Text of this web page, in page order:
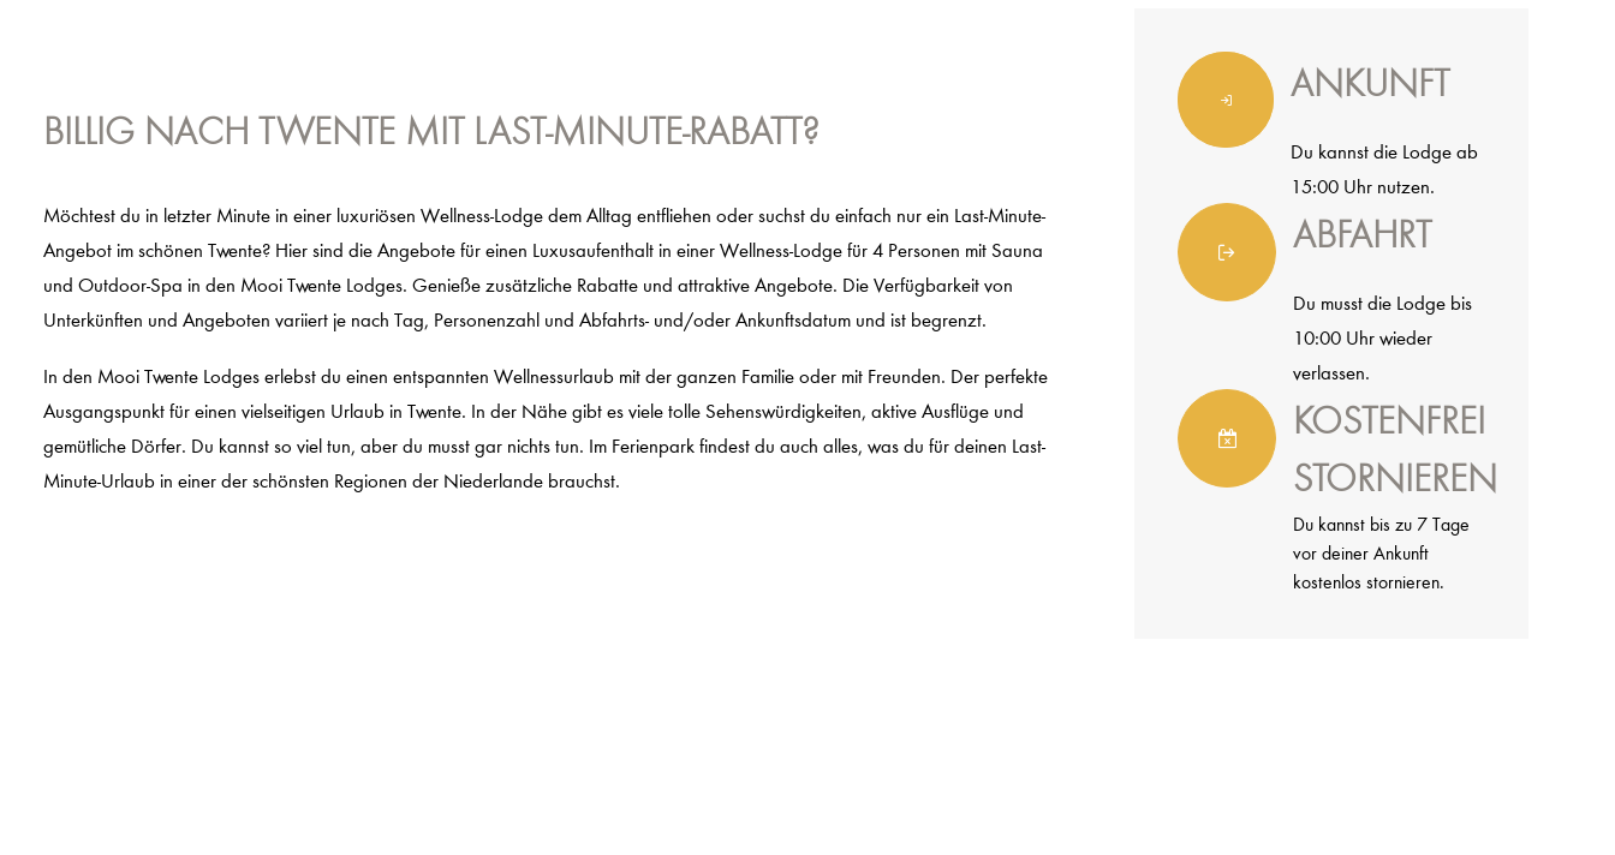
BILLIG NACH TWENTE MIT LAST-MINUTE-RABATT?
Möchtest du in letzter Minute in einer luxuriösen Wellness-Lodge dem Alltag entfliehen oder suchst du einfach nur ein Last-Minute-
Angebot im schönen Twente? Hier sind die Angebote für einen Luxusaufenthalt in einer Wellness-Lodge für 4 Personen mit Sauna
und Outdoor-Spa in den Mooi Twente Lodges. Genieße zusätzliche Rabatte und attraktive Angebote. Die Verfügbarkeit von
Unterkünften und Angeboten variiert je nach Tag, Personenzahl und Abfahrts- und/oder Ankunftsdatum und ist begrenzt.
In den Mooi Twente Lodges erlebst du einen entspannten Wellnessurlaub mit der ganzen Familie oder mit Freunden. Der perfekte
Ausgangspunkt für einen vielseitigen Urlaub in Twente. In der Nähe gibt es viele tolle Sehenswürdigkeiten, aktive Ausflüge und
gemütliche Dörfer. Du kannst so viel tun, aber du musst gar nichts tun. Im Ferienpark findest du auch alles, was du für deinen Last-
Minute-Urlaub in einer der schönsten Regionen der Niederlande brauchst.
ANKUNFT
Du kannst die Lodge ab
15:00 Uhr nutzen.
ABFAHRT
Du musst die Lodge bis
10:00 Uhr wieder
verlassen.
KOSTENFREI
STORNIEREN
Du kannst bis zu 7 Tage
vor deiner Ankunft
kostenlos stornieren.